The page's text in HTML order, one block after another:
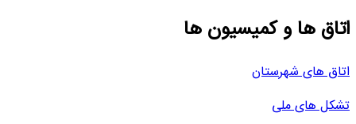
اتاق ها و کمیسیون ها
اتاق های شهرستان
تشکل های ملی